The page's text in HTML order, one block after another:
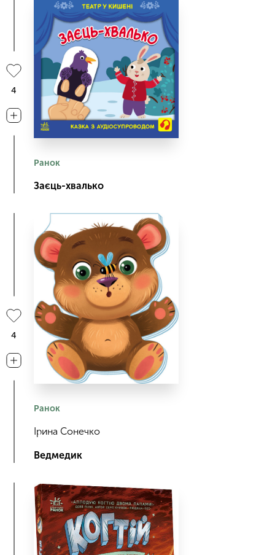
Ранок
Заєць-хвалько
4
Ранок
Ірина Сонечко
Ведмедик
4